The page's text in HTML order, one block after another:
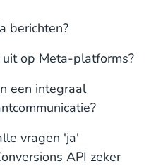
berichten?
op Meta-platforms?
een integraal
vragen 'ja'
API zeker